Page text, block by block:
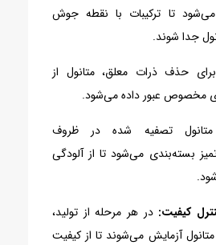
تا ترکیبات با نقطه جوش
جدا شوند.
برای حذف ذرات معلق، متانول از
مخصوص عبور داده می‌شود.
متانول تصفیه شده در ظروف
بسته‌بندی می‌شود تا از آلودگی
کیفیت: در هر مرحله از تولید،
متانول آزمایش می‌شوند تا از کیفیت